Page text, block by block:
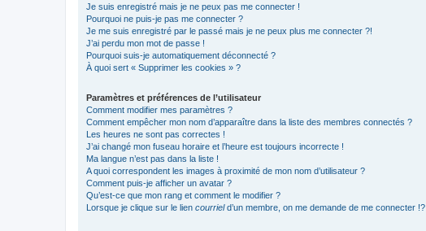
Je suis enregistré mais je ne peux pas me connecter !
Pourquoi ne puis-je pas me connecter ?
Je me suis enregistré par le passé mais je ne peux plus me connecter ?!
J’ai perdu mon mot de passe !
Pourquoi suis-je automatiquement déconnecté ?
À quoi sert « Supprimer les cookies » ?
Paramètres et préférences de l’utilisateur
Comment modifier mes paramètres ?
Comment empêcher mon nom d’apparaître dans la liste des membres connectés ?
Les heures ne sont pas correctes !
J’ai changé mon fuseau horaire et l’heure est toujours incorrecte !
Ma langue n’est pas dans la liste !
A quoi correspondent les images à proximité de mon nom d’utilisateur ?
Comment puis-je afficher un avatar ?
Qu’est-ce que mon rang et comment le modifier ?
Lorsque je clique sur le lien courrield’un membre, on me demande de me connecter !?